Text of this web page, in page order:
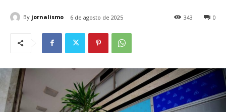
By jornalismo 6 de agosto de 2025 0
343